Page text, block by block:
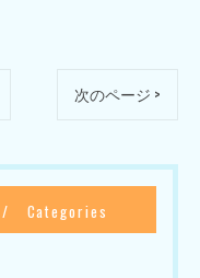
次のページ >
Categories